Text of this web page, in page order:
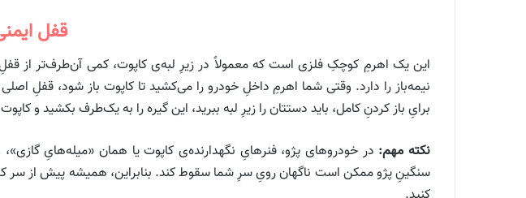
قفل
این یک اهرمِ کوچکِ فلزی است که معمولاً در زیرِ لبه‌ی کاپوت، کمی آن‌طرف‌تر از
نیمه‌باز را دارد. وقتی شما اهرمِ داخلِ خودرو را می‌کشید تا کاپوت باز شود، قفلِ
برایِ باز کردنِ کامل، باید دستتان را زیرِ لبه ببرید، این گیره را به یک‌طرف بکشید و کاپوت
نکته مهم: در خودروهای پژو، فنرهایِ نگهدارنده‌ی کاپوت یا همان «میله‌هایِ
سنگینِ پژو ممکن است ناگهان رویِ سرِ شما سقوط کند. بنابراین، همیشه پیش از سر